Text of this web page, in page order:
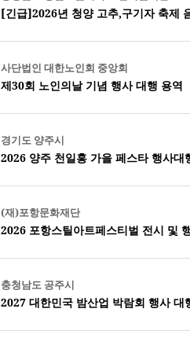
[긴급]2026년 청양 고추,구기자 축제
사단법인 대한노인회 중앙회
제30회 노인의날 기념 행사 대행 용역
경기도 양주시
2026 양주 천일홍 가을 페스타 행사대
(재)포항문화재단
2026 포항스틸아트페스티벌 전시 및
충청남도 공주시
2027 대한민국 밤산업 박람회 행사 대